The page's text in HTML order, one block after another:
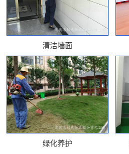
清洁墙面
绿化养护